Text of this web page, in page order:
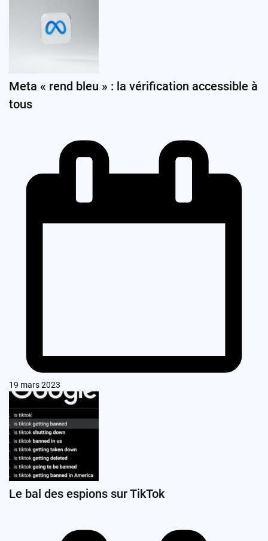
Meta « rend bleu » : la vérification accessible à
tous
19 mars 2023
Le bal des espions sur TikTok